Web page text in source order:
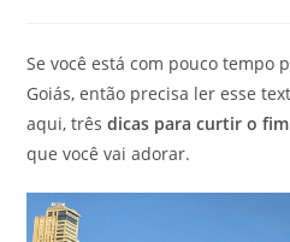
Se você está com pouco tempo
Goiás, então precisa ler esse
aqui, trêsdicas para curtir o
que você vai adorar.